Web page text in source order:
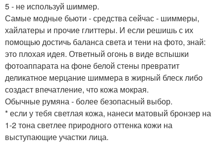
5 - не используй шиммер.
Самые модные бьюти - средства сейчас - шиммеры,
хайлатеры и прочие глиттеры. И если решишь с их
помощью достичь баланса света и тени на фото, знай:
это плохая идея. Ответный огонь в виде вспышки
фотоаппарата на фоне белой стены превратит
деликатное мерцание шиммера в жирный блеск либо
создаст впечатление, что кожа мокрая.
Обычные румяна - более безопасный выбор.
* если у тебя светлая кожа, нанеси матовый бронзер на
1-2 тона светлее природного оттенка кожи на
выступающие участки лица.